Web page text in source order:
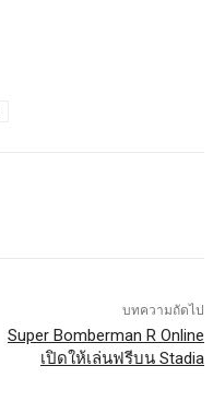
บทความถัดไป
Super Bomberman R Online
เปิดให้เล่นฟรีบน Stadia